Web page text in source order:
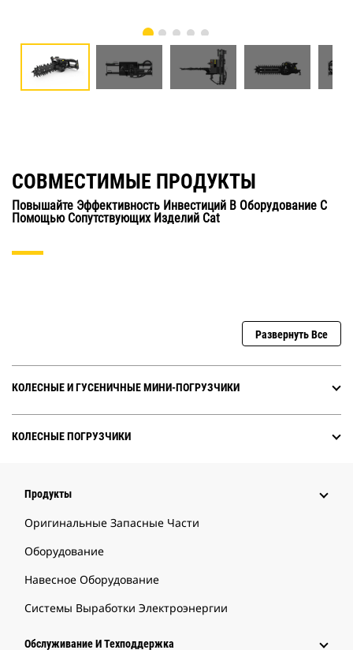
СОВМЕСТИМЫЕ ПРОДУКТЫ
Повышайте Эффективность Инвестиций В Оборудование С
Помощью Сопутствующих Изделий Cat
Развернуть Все
КОЛЕСНЫЕ И ГУСЕНИЧНЫЕ МИНИ-ПОГРУЗЧИКИ
КОЛЕСНЫЕ ПОГРУЗЧИКИ
Продукты
Оригинальные Запасные Части
Оборудование
Навесное Оборудование
Системы Выработки Электроэнергии
Обслуживание И Техподдержка